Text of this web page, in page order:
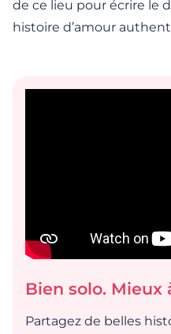
de ce lieu pour écrire le
histoire d’amour
Bien solo. Mieux
Partagez de belles